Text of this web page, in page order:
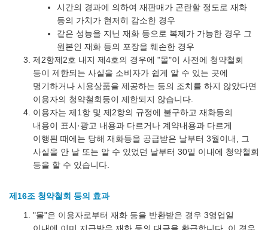
시간의 경과에 의하여 재판매가 곤란할 정도로 재화
등의 가치가 현저히 감소한 경우
같은 성능을 지닌 재화 등으로 복제가 가능한 경우 그
원본인 재화 등의 포장을 훼손한 경우
제2항제2호 내지 제4호의 경우에 "몰"이 사전에 청약철회
등이 제한되는 사실을 소비자가 쉽게 알 수 있는 곳에
명기하거나 시용상품을 제공하는 등의 조치를 하지 않았다면
이용자의 청약철회등이 제한되지 않습니다.
이용자는 제1항 및 제2항의 규정에 불구하고 재화등의
내용이 표시·광고 내용과 다르거나 계약내용과 다르게
이행된 때에는 당해 재화등을 공급받은 날부터 3월이내, 그
사실을 안 날 또는 알 수 있었던 날부터 30일 이내에 청약철회
등을 할 수 있습니다.
제16조 청약철회 등의 효과
"몰"은 이용자로부터 재화 등을 반환받은 경우 3영업일